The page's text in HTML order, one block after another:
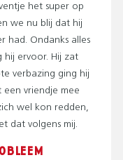
het super op
we nu blij dat hij
had. Ondanks alles
hij ervoor. Hij zat
verbazing ging hij
vriendje mee
wel kon redden,
dat volgens mij.